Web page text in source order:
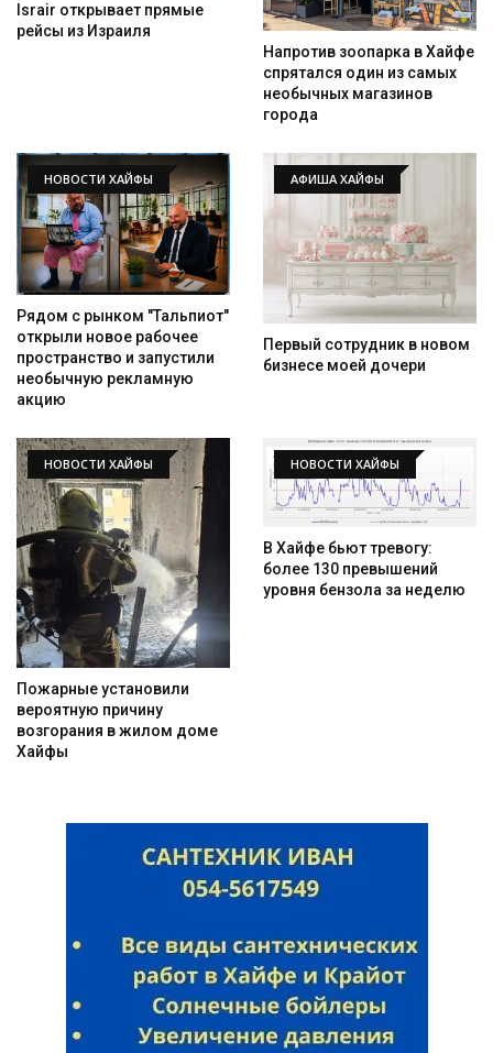
Israir открывает прямые
рейсы из Израиля
Напротив зоопарка в Хайфе
спрятался один из самых
необычных магазинов
города
НОВОСТИ ХАЙФЫ
Рядом с рынком "Тальпиот"
открыли новое рабочее
пространство и запустили
необычную рекламную
акцию
АФИША ХАЙФЫ
Первый сотрудник в новом
бизнесе моей дочери
НОВОСТИ ХАЙФЫ
Пожарные установили
вероятную причину
возгорания в жилом доме
Хайфы
НОВОСТИ ХАЙФЫ
В Хайфе бьют тревогу:
более 130 превышений
уровня бензола за неделю